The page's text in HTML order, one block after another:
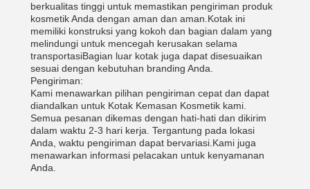
berkualitas tinggi untuk memastikan pengiriman produk
kosmetik Anda dengan aman dan aman.Kotak ini
memiliki konstruksi yang kokoh dan bagian dalam yang
melindungi untuk mencegah kerusakan selama
transportasiBagian luar kotak juga dapat disesuaikan
sesuai dengan kebutuhan branding Anda.
Pengiriman:
Kami menawarkan pilihan pengiriman cepat dan dapat
diandalkan untuk Kotak Kemasan Kosmetik kami.
Semua pesanan dikemas dengan hati-hati dan dikirim
dalam waktu 2-3 hari kerja. Tergantung pada lokasi
Anda, waktu pengiriman dapat bervariasi.Kami juga
menawarkan informasi pelacakan untuk kenyamanan
Anda.